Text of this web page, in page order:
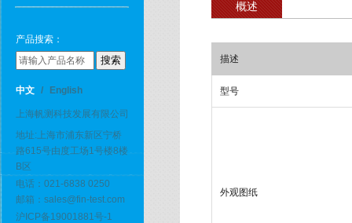
产品搜索：
中文 / English
上海帆测科技发展有限公司
地址:上海市浦东新区宁桥
路615号由度工场1号楼8楼
B区
电话：021-6838 0250
邮箱：sales@fin-test.com
沪ICP备19001881号-1
概述
描述
型号
外观图纸